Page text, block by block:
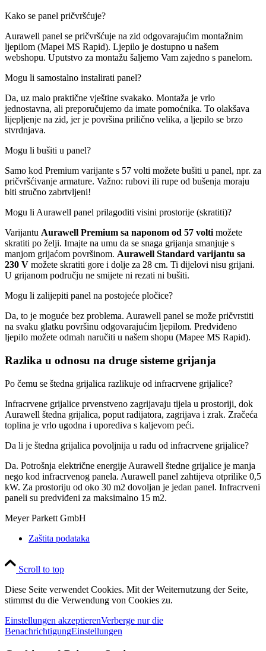
Kako se panel pričvršćuje?
Aurawell panel se pričvršćuje na zid odgovarajućim montažnim
ljepilom (Mapei MS Rapid). Ljepilo je dostupno u našem
webshopu. Uputstvo za montažu šaljemo Vam zajedno s panelom.
Mogu li samostalno instalirati panel?
Da, uz malo praktične vještine svakako. Montaža je vrlo
jednostavna, ali preporučujemo da imate pomoćnika. To olakšava
lijepljenje na zid, jer je površina prilično velika, a ljepilo se brzo
stvrdnjava.
Mogu li bušiti u panel?
Samo kod Premium varijante s 57 volti možete bušiti u panel, npr. za
pričvršćivanje armature. Važno: rubovi ili rupe od bušenja moraju
biti stručno zabrtvljeni!
Mogu li Aurawell panel prilagoditi visini prostorije (skratiti)?
Varijantu Aurawell Premium sa naponom od 57 voltimožete
skratiti po želji. Imajte na umu da se snaga grijanja smanjuje s
manjom grijaćom površinom. Aurawell Standard varijantu sa
230 V možete skratiti gore i dolje za 28 cm. Ti dijelovi nisu grijani.
U grijanom području ne smijete ni rezati ni bušiti.
Mogu li zalijepiti panel na postojeće pločice?
Da, to je moguće bez problema. Aurawell panel se može pričvrstiti
na svaku glatku površinu odgovarajućim ljepilom. Predviđeno
ljepilo možete odmah naručiti u našem shopu (Mapee MS Rapid).
Razlika u odnosu na druge sisteme grijanja
Po čemu se štedna grijalica razlikuje od infracrvene grijalice?
Infracrvene grijalice prvenstveno zagrijavaju tijela u prostoriji, dok
Aurawell štedna grijalica, poput radijatora, zagrijava i zrak. Zračeća
toplina je vrlo ugodna i uporediva s kaljevom peći.
Da li je štedna grijalica povoljnija u radu od infracrvene grijalice?
Da. Potrošnja električne energije Aurawell štedne grijalice je manja
nego kod infracrvenog panela. Aurawell panel zahtijeva otprilike 0,5
kW. Za prostoriju od oko 30 m2 dovoljan je jedan panel. Infracrveni
paneli su predviđeni za maksimalno 15 m2.
Meyer Parkett GmbH
Zaštita podataka
Scroll to top
Diese Seite verwendet Cookies. Mit der Weiternutzung der Seite,
stimmst du die Verwendung von Cookies zu.
Einstellungen akzeptierenVerberge nur die
BenachrichtigungEinstellungen